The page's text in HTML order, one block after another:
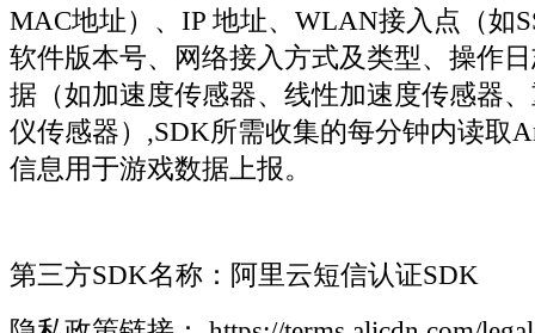
MAC地址）、IP 地址、WLAN接入点（如
软件版本号、网络接入方式及类型、操作
据（如加速度传感器、线性加速度传感器
仪传感器）,SDK所需收集的每分钟内读取
信息用于游戏数据上报。
第三方SDK名称：阿里云短信认证SDK